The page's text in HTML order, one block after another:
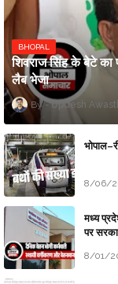
BHOPAL
शिवराज सिंह के बेटे का
लैब भेजा
Updesh
8/06/
मध्य
पर
8/01/